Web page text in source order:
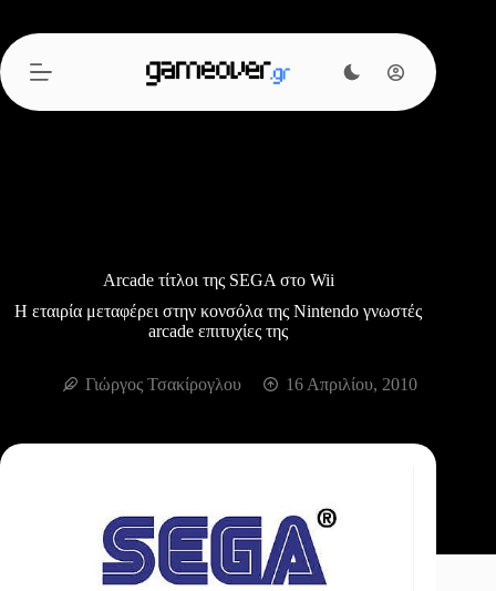
περιεχόμενο
Arcade τίτλοι της SEGA στο Wii
Η εταιρία μεταφέρει στην κονσόλα της Nintendo γνωστές
arcade επιτυχίες της
Γιώργος Τσακίρογλου 16 Απριλίου, 2010